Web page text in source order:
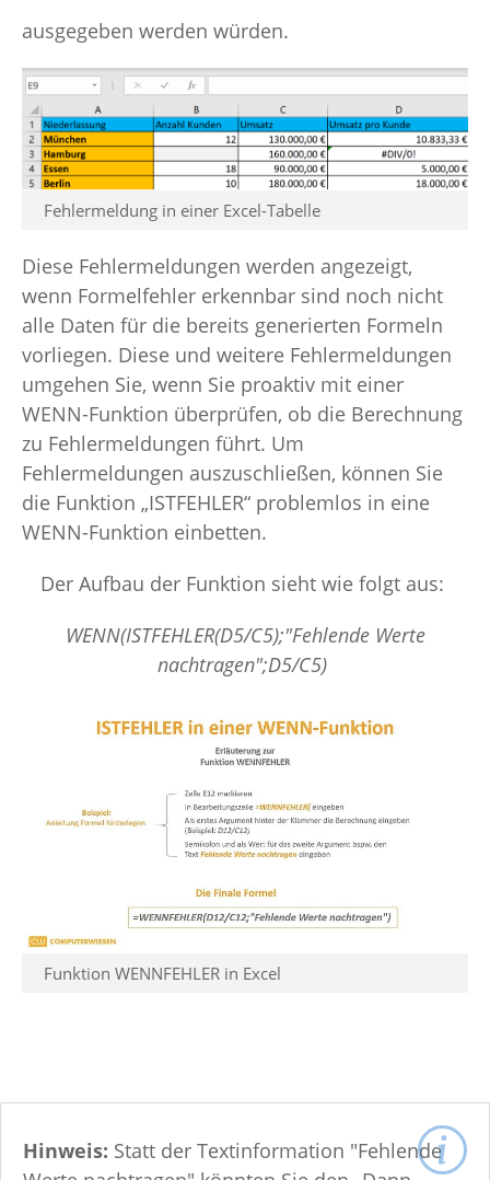
ausgegeben werden würden.
Fehlermeldung in einer Excel-Tabelle
Diese Fehlermeldungen werden angezeigt,
wenn Formelfehler erkennbar sind noch nicht
alle Daten für die bereits generierten Formeln
vorliegen. Diese und weitere Fehlermeldungen
umgehen Sie, wenn Sie proaktiv mit einer
WENN-Funktion überprüfen, ob die Berechnung
zu Fehlermeldungen führt. Um
Fehlermeldungen auszuschließen, können Sie
die Funktion „ISTFEHLER“ problemlos in eine
WENN-Funktion einbetten.
Der Aufbau der Funktion sieht wie folgt aus:
WENN(ISTFEHLER(D5/C5);"Fehlende Werte
nachtragen";D5/C5)
Funktion WENNFEHLER in Excel
Hinweis: Statt der Textinformation "Fehlende